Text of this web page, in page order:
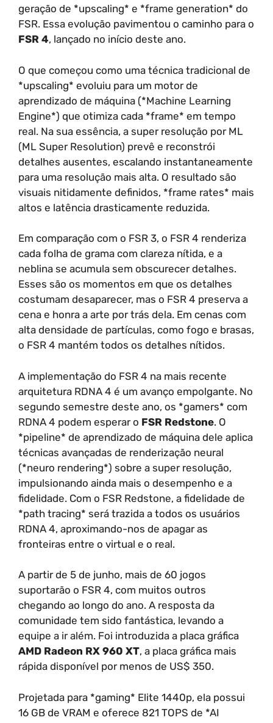
geração de *upscaling* e *frame generation* do
FSR. Essa evolução pavimentou o caminho para o
FSR 4, lançado no início deste ano.
O que começou como uma técnica tradicional de
*upscaling* evoluiu para um motor de
aprendizado de máquina (*Machine Learning
Engine*) que otimiza cada *frame* em tempo
real. Na sua essência, a super resolução por ML
(ML Super Resolution) prevê e reconstrói
detalhes ausentes, escalando instantaneamente
para uma resolução mais alta. O resultado são
visuais nitidamente definidos, *frame rates* mais
altos e latência drasticamente reduzida.
Em comparação com o FSR 3, o FSR 4 renderiza
cada folha de grama com clareza nítida, e a
neblina se acumula sem obscurecer detalhes.
Esses são os momentos em que os detalhes
costumam desaparecer, mas o FSR 4 preserva a
cena e honra a arte por trás dela. Em cenas com
alta densidade de partículas, como fogo e brasas,
o FSR 4 mantém todos os detalhes nítidos.
A implementação do FSR 4 na mais recente
arquitetura RDNA 4 é um avanço empolgante. No
segundo semestre deste ano, os *gamers* com
RDNA 4 podem esperar o FSR Redstone. O
*pipeline* de aprendizado de máquina dele aplica
técnicas avançadas de renderização neural
(*neuro rendering*) sobre a super resolução,
impulsionando ainda mais o desempenho e a
fidelidade. Com o FSR Redstone, a fidelidade de
*path tracing* será trazida a todos os usuários
RDNA 4, aproximando-nos de apagar as
fronteiras entre o virtual e o real.
A partir de 5 de junho, mais de 60 jogos
suportarão o FSR 4, com muitos outros
chegando ao longo do ano. A resposta da
comunidade tem sido fantástica, levando a
equipe a ir além. Foi introduzida a placa gráfica
AMD Radeon RX 960 XT, a placa gráfica mais
rápida disponível por menos de US$ 350.
Projetada para *gaming* Elite 1440p, ela possui
16 GB de VRAM e oferece 821 TOPS de *AI